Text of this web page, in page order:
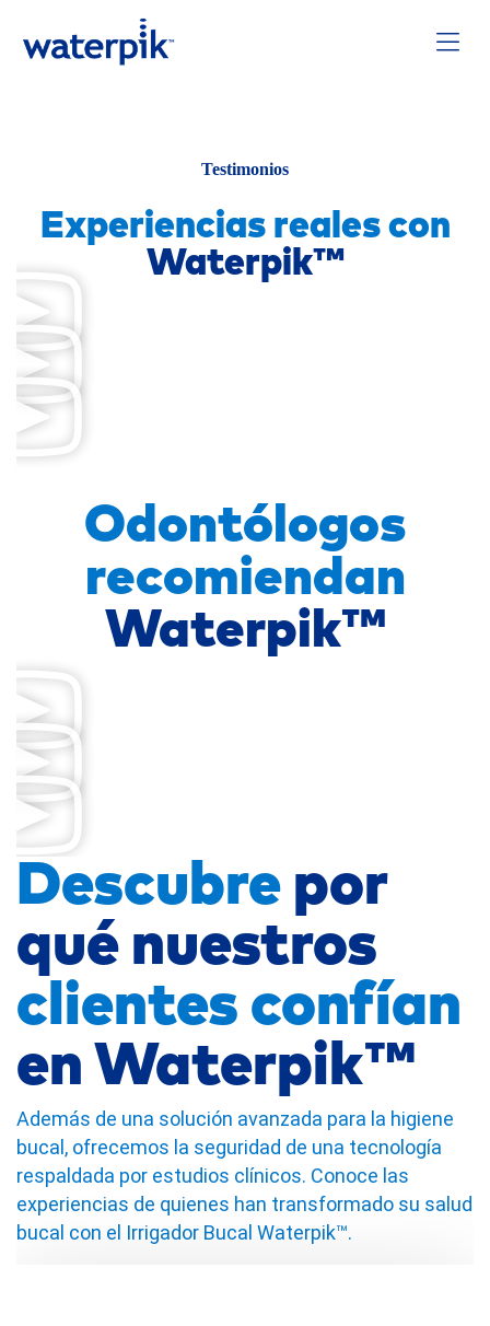
Testimonios
Experiencias reales con
Waterpik™
Odontólogos
recomiendan
Waterpik™
Descubre por
qué nuestros
clientes confían
en Waterpik™
Además de una solución avanzada para la higiene
bucal, ofrecemos la seguridad de una tecnología
respaldada por estudios clínicos. Conoce las
experiencias de quienes han transformado su salud
bucal con el Irrigador Bucal Waterpik™.